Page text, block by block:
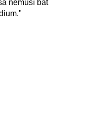
nemusí báť